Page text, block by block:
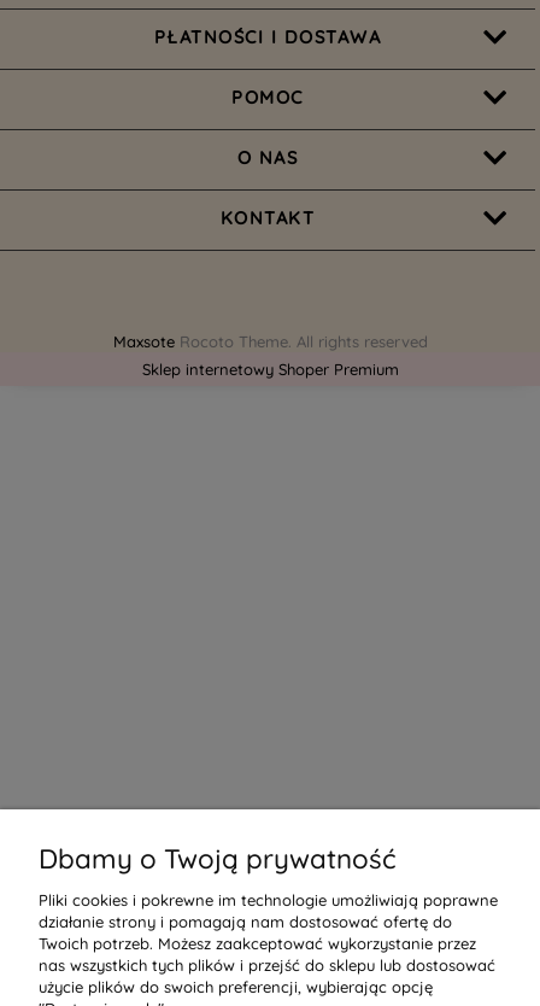
PŁATNOŚCI I DOSTAWA
POMOC
O NAS
KONTAKT
MaxsoteRocoto Theme. All rights reserved
Sklep internetowy Shoper Premium
Dbamy o Twoją prywatność
Pliki cookies i pokrewne im technologie umożliwiają poprawne
działanie strony i pomagają nam dostosować ofertę do
Twoich potrzeb. Możesz zaakceptować wykorzystanie przez
nas wszystkich tych plików i przejść do sklepu lub dostosować
użycie plików do swoich preferencji, wybierając opcję